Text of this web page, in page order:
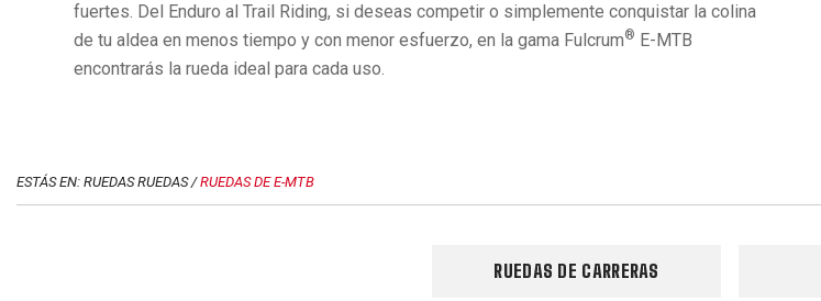
fuertes. Del Enduro al Trail Riding, si deseas competir o simplemente conquistar la colina
de tu aldea en menos tiempo y con menor esfuerzo, en la gama Fulcrum® E-MTB
encontrarás la rueda ideal para cada uso.
ESTÁS EN: RUEDAS RUEDAS /RUEDAS DE E-MTB
RUEDAS DE CARRERAS